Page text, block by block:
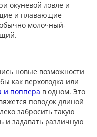
окуневой ловле и
и плавающие
молочный-
новые возможности
как верховодка или
и поппера в одном. Это
поводок длиной
забросить такую
и задавать различную